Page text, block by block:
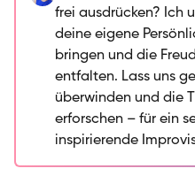
großen Wert darauf,
Freude am Musizieren
Schönheit des
deine Stimme in einem
trainieren möchtest –
dass er sowohl
Mein Ziel ist es, dich auf
frei ausdrücken? Ich
deine eigene
bringen und die
entfalten. Lass uns
überwinden und die
erforschen – für ein
inspirierende